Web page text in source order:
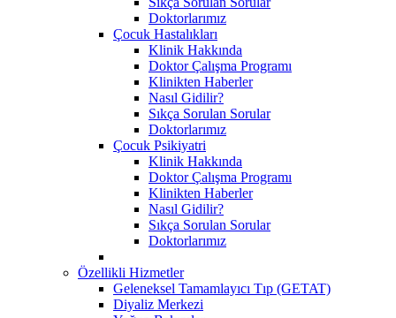
Doktorlarımız
Çocuk Hastalıkları
Klinik Hakkında
Doktor Çalışma Programı
Klinikten Haberler
Nasıl Gidilir?
Sıkça Sorulan Sorular
Doktorlarımız
Çocuk Psikiyatri
Klinik Hakkında
Doktor Çalışma Programı
Klinikten Haberler
Nasıl Gidilir?
Sıkça Sorulan Sorular
Doktorlarımız
Özellikli Hizmetler
Geleneksel Tamamlayıcı Tıp (GETAT)
Diyaliz Merkezi